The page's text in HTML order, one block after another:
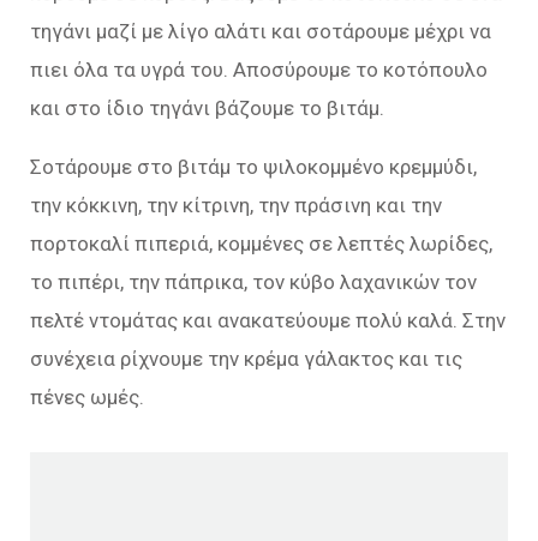
τηγάνι μαζί με λίγο αλάτι και σοτάρουμε μέχρι να
πιει όλα τα υγρά του. Αποσύρουμε το κοτόπουλο
και στο ίδιο τηγάνι βάζουμε το βιτάμ.
Σοτάρουμε στο βιτάμ το ψιλοκομμένο κρεμμύδι,
την κόκκινη, την κίτρινη, την πράσινη και την
πορτοκαλί πιπεριά, κομμένες σε λεπτές λωρίδες,
το πιπέρι, την πάπρικα, τον κύβο λαχανικών τον
πελτέ ντομάτας και ανακατεύουμε πολύ καλά. Στην
συνέχεια ρίχνουμε την κρέμα γάλακτος και τις
πένες ωμές.